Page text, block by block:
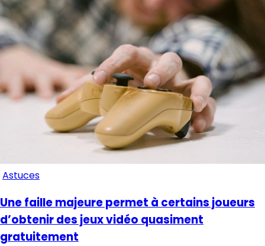
Astuces
Une faille majeure permet à certains joueurs
d’obtenir des jeux vidéo quasiment
gratuitement